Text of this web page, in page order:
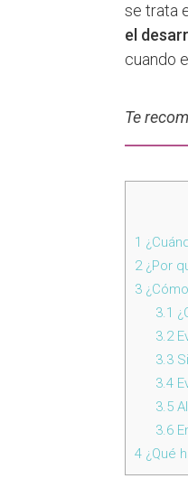
se trata
el
cuando
Te
1
2¿Por
3
3.1
3.2
3.3
3.4
3.5
3.6
4 ¿Qué